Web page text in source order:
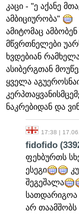
კაცი - "ე აქანე
ამბიციურობა"
ამიტომაც
მწვრთნელები
ხვდებიან
ასიბერგთან
ყველა
ნაკრებიდან და
17:38 |
fidofido
ფეხბურთს
ესეგი
შეგეშალა
სათდარიგოა
არ